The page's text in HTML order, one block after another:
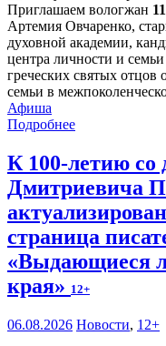
Приглашаем вологжан
Артемия Овчаренко,
духовной академии,
центра личности и
греческих святых отцов
семьи в
Афиша
Подробнее
К 100-летию со
Дмитриевича
страница
«Выдающиеся
края» 12+
06.08.2026 Новости, 12+